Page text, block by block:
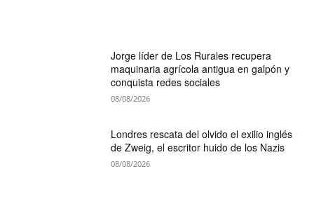
Jorge líder de Los Rurales recupera
maquinaria agrícola antigua en galpón y
conquista redes sociales
08/08/2026
Londres rescata del olvido el exilio inglés
de Zweig, el escritor huido de los Nazis
08/08/2026